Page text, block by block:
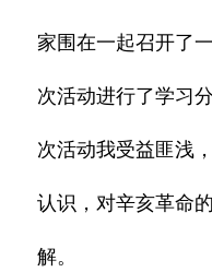
家围在一起召开了
次活动进行了学习
次活动我受益匪浅
认识，对辛亥革命
解。